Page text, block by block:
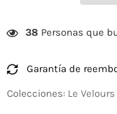
38 Personas que
Garantía de
Colecciones: Le